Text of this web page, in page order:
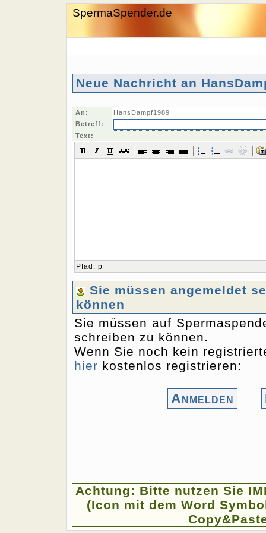
SpermaSpender.de
Neue Nachricht an
An:
HansDampf1989
Betreff:
Text:
Pfad : p
Sie müssen angemeldet
können
Sie müssen auf
schreiben zu können.
Wenn Sie noch kein
hier kostenlos registrieren:
Anmelden
Achtung: Bitte nutzen Sie
(Icon mit dem Word